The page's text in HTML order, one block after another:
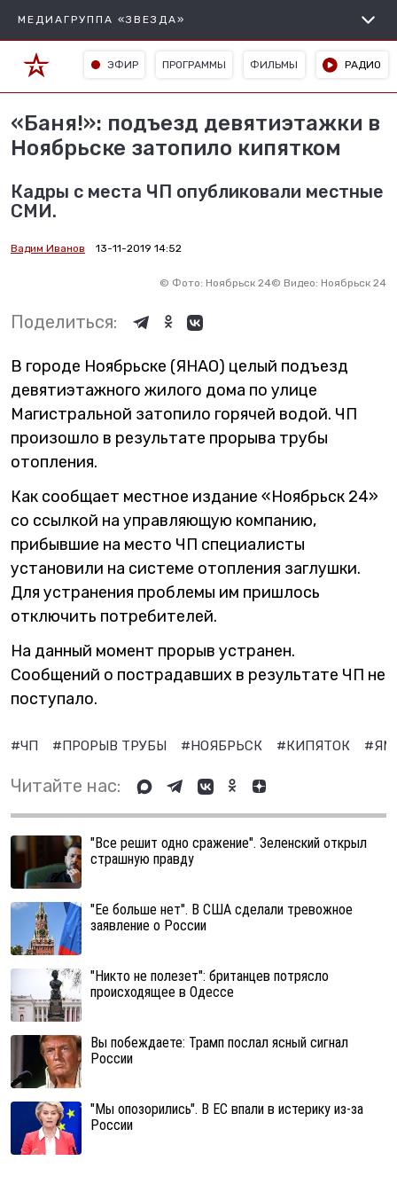
МЕДИАГРУППА «ЗВЕЗДА»
ЭФИР ПРОГРАММЫ ФИЛЬМЫ РАДИО
«Баня!»: подъезд девятиэтажки в
Ноябрьске затопило кипятком
Кадры с места ЧП опубликовали местные
СМИ.
Вадим Иванов 13-11-2019 14:52
© Фото: Ноябрьск 24© Видео: Ноябрьск 24
Поделиться:
В городе Ноябрьске (ЯНАО) целый подъезд
девятиэтажного жилого дома по улице
Магистральной затопило горячей водой. ЧП
произошло в результате прорыва трубы
отопления.
Как сообщает местное издание «Ноябрьск 24»
со ссылкой на управляющую компанию,
прибывшие на место ЧП специалисты
установили на системе отопления заглушки.
Для устранения проблемы им пришлось
отключить потребителей.
На данный момент прорыв устранен.
Сообщений о пострадавших в результате ЧП не
поступало.
#ЧП #ПРОРЫВ ТРУБЫ #НОЯБРЬСК #КИПЯТОК
Читайте нас:
"Все решит одно сражение". Зеленский открыл
страшную правду
"Ее больше нет". В США сделали тревожное
заявление о России
"Никто не полезет": британцев потрясло
происходящее в Одессе
Вы побеждаете: Трамп послал ясный сигнал
России
"Мы опозорились". В ЕС впали в истерику из-за
России